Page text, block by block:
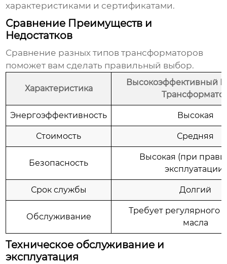
характеристиками и сертификатами.
Сравнение Преимуществ и
Недостатков
Сравнение разных типов трансформаторов
поможет вам сделать правильный выбор.
Характеристика
Высокоэффективный
Энергоэффективность Высокая
Стоимость Средняя
Безопасность
Высокая (при
эксплуатации)
Срок службы Долгий
Обслуживание
Требует регулярного
масла
Техническое обслуживание и
эксплуатация